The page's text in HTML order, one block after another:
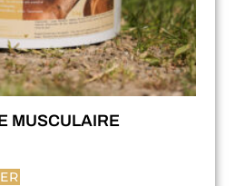
MUSCULAIRE